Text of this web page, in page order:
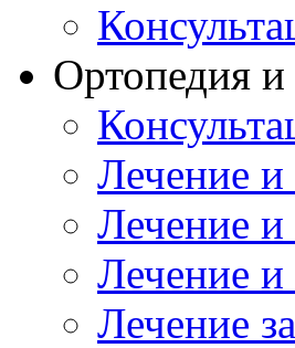
Ортопедия и
Лечение и
Лечение и
Лечение и
Лечение